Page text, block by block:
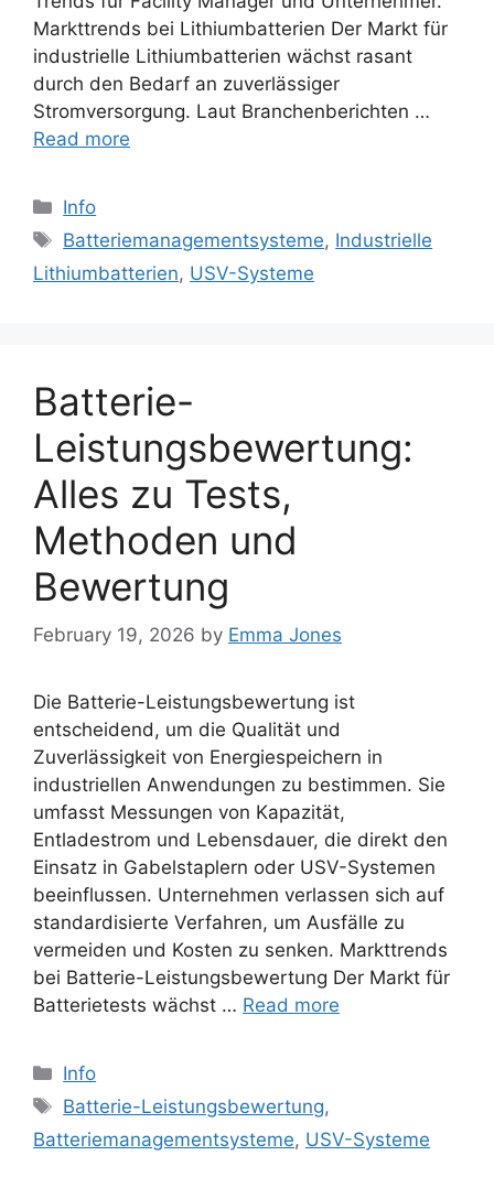
Markttrends bei Lithiumbatterien Der Markt für
industrielle Lithiumbatterien wächst rasant
durch den Bedarf an zuverlässiger
Stromversorgung. Laut Branchenberichten …
Read more
Categories
Info
Tags
Batteriemanagementsysteme, Industrielle
Lithiumbatterien, USV-Systeme
Batterie-
Leistungsbewertung:
Alles zu Tests,
Methoden und
Bewertung
February 19, 2026 by Emma Jones
Die Batterie-Leistungsbewertung ist
entscheidend, um die Qualität und
Zuverlässigkeit von Energiespeichern in
industriellen Anwendungen zu bestimmen. Sie
umfasst Messungen von Kapazität,
Entladestrom und Lebensdauer, die direkt den
Einsatz in Gabelstaplern oder USV-Systemen
beeinflussen. Unternehmen verlassen sich auf
standardisierte Verfahren, um Ausfälle zu
vermeiden und Kosten zu senken. Markttrends
bei Batterie-Leistungsbewertung Der Markt für
Batterietests wächst … Read more
Categories
Info
Tags
Batterie-Leistungsbewertung,
Batteriemanagementsysteme, USV-Systeme